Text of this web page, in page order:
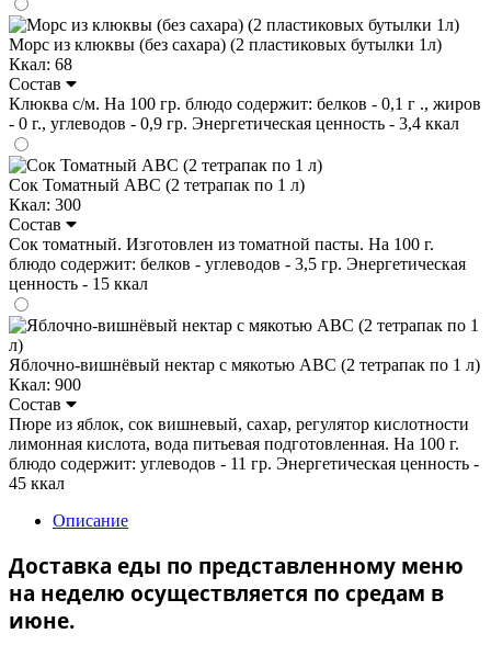
Морс из клюквы (без сахара) (2 пластиковых бутылки 1л)
Ккал: 68
Состав
Клюква с/м. На 100 гр. блюдо содержит: белков - 0,1 г ., жиров
- 0 г., углеводов - 0,9 гр. Энергетическая ценность - 3,4 ккал
Сок Томатный ABC (2 тетрапак по 1 л)
Ккал: 300
Состав
Сок томатный. Изготовлен из томатной пасты. На 100 г.
блюдо содержит: белков - углеводов - 3,5 гр. Энергетическая
ценность - 15 ккал
Яблочно-вишнёвый нектар с мякотью ABC (2 тетрапак по 1 л)
Ккал: 900
Состав
Пюре из яблок, сок вишневый, сахар, регулятор кислотности
лимонная кислота, вода питьевая подготовленная. На 100 г.
блюдо содержит: углеводов - 11 гр. Энергетическая ценность -
45 ккал
Описание
Доставка еды по представленному меню
на неделю осуществляется по средам в
июне.